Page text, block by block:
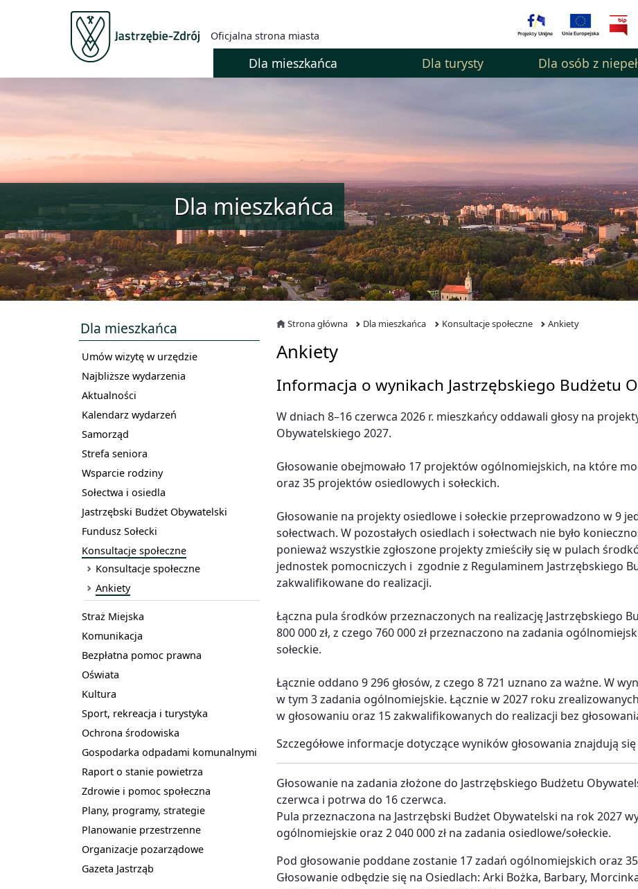
Oficjalna strona miasta
Dla mieszkańca Dla turysty Dla osób z
Dla mieszkańca
Dla mieszkańca
Umów wizytę w urzędzie
Najbliższe wydarzenia
Aktualności
Kalendarz wydarzeń
Samorząd
Strefa seniora
Wsparcie rodziny
Sołectwa i osiedla
Jastrzębski Budżet Obywatelski
Fundusz Sołecki
Konsultacje społeczne
Konsultacje społeczne
Ankiety
Straż Miejska
Komunikacja
Bezpłatna pomoc prawna
Oświata
Kultura
Sport, rekreacja i turystyka
Ochrona środowiska
Gospodarka odpadami komunalnymi
Raport o stanie powietrza
Zdrowie i pomoc społeczna
Plany, programy, strategie
Planowanie przestrzenne
Organizacje pozarządowe
Gazeta Jastrząb
Strona główna Dla mieszkańca Konsultacje społeczne Ankiety
Ankiety
Informacja o wynikach Jastrzębskiego Budżetu
W dniach 8–16 czerwca 2026 r. mieszkańcy oddawali głosy na
Obywatelskiego 2027.
Głosowanie obejmowało 17 projektów ogólnomiejskich, na które
oraz 35 projektów osiedlowych i sołeckich.
Głosowanie na projekty osiedlowe i sołeckie przeprowadzono w 9
sołectwach. W pozostałych osiedlach i sołectwach nie było
ponieważ wszystkie zgłoszone projekty zmieściły się w pulach
jednostek pomocniczych i zgodnie z Regulaminem Jastrzębskiego
zakwalifikowane do realizacji.
Łączna pula środków przeznaczonych na realizację Jastrzębskiego
800 000 zł, z czego 760 000 zł przeznaczono na zadania
sołeckie.
Łącznie oddano 9 296 głosów, z czego 8 721 uznano za ważne. W
w tym 3 zadania ogólnomiejskie. Łącznie w 2027 roku
w głosowaniu oraz 15 zakwalifikowanych do realizacji bez
Szczegółowe informacje dotyczące wyników głosowania znajdują się
Głosowanie na zadania złożone do Jastrzębskiego Budżetu
czerwca i potrwa do 16 czerwca.
Pula przeznaczona na Jastrzębski Budżet Obywatelski na rok 2027
ogólnomiejskie oraz 2 040 000 zł na zadania osiedlowe/sołeckie.
Pod głosowanie poddane zostanie 17 zadań ogólnomiejskich oraz
Głosowanie odbędzie się na Osiedlach: Arki Bożka, Barbary,